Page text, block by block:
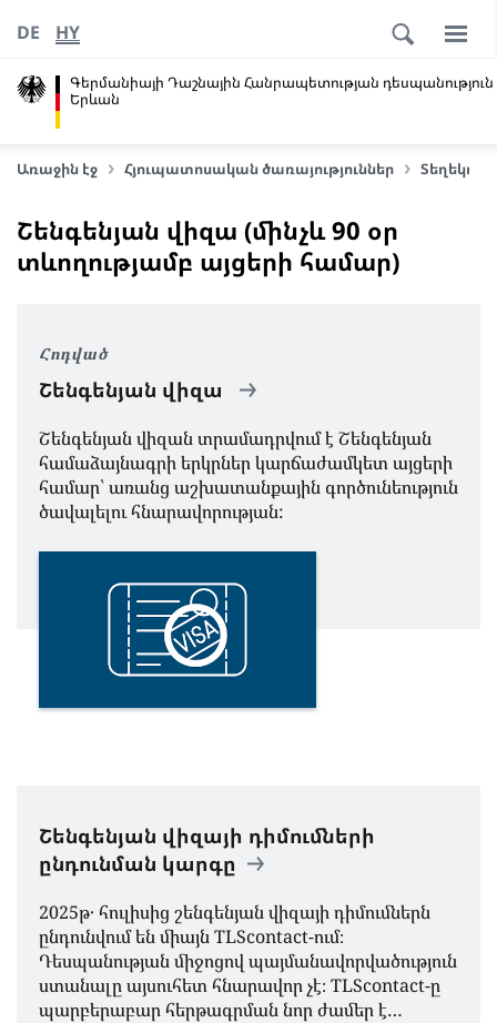
Գերմանիայի Դաշնային Հանրապետության դեսպանություն
Երևան
DE HY
Առաջին էջ Հյուպատոսական ծառայություններ
Շենգենյան վիզա (մինչև 90 օր
տևողությամբ այցերի համար)
Հոդված
Շենգենյան վիզա
Շենգենյան վիզան տրամադրվում է Շենգենյան
համաձայնագրի երկրներ կարճաժամկետ այցերի
համար՝ առանց աշխատանքային գործունեություն
ծավալելու հնարավորության:
Շենգենյան վիզայի դիմումների
ընդունման կարգը
2025թ․ հուլիսից շենգենյան վիզայի դիմումներն
ընդունվում են միայն TLScontact-ում։
Դեսպանության միջոցով պայմանավորվածություն
ստանալը այսուհետ հնարավոր չէ։ TLScontact-ը
պարբերաբար հերթագրման նոր ժամեր է…